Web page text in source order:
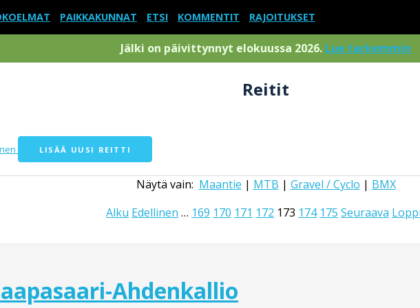
PAIKKAKUNNAT ETSI KOMMENTIT RAJOITUKSET
Jälki on päivittynnyt elokuussa 2026. Lue tarkemmin
Reitit
LISÄÄ UUSI REITTI
Näytä vain: Maantie | MTB | Gravel / Cyclo | BMX
Alku Edellinen … 169 170 171 172 173 174 175 Seuraava
Ahdenkallio